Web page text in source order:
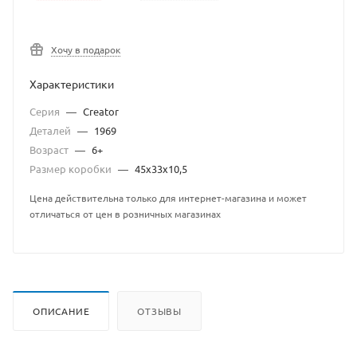
Хочу в подарок
Характеристики
Серия — Creator
Деталей — 1969
Возраст — 6+
Размер коробки — 45x33x10,5
Цена действительна только для интернет-магазина и может
отличаться от цен в розничных магазинах
ОПИСАНИЕ ОТЗЫВЫ